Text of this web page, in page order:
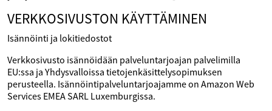
VERKKOSIVUSTON KÄYTTÄMINEN
Isännöinti ja lokitiedostot
Verkkosivusto isännöidään palveluntarjoajan palvelimilla
EU:ssa ja Yhdysvalloissa tietojenkäsittelysopimuksen
perusteella. Isännöintipalveluntarjoajamme on Amazon Web
Services EMEA SARL Luxemburgissa.